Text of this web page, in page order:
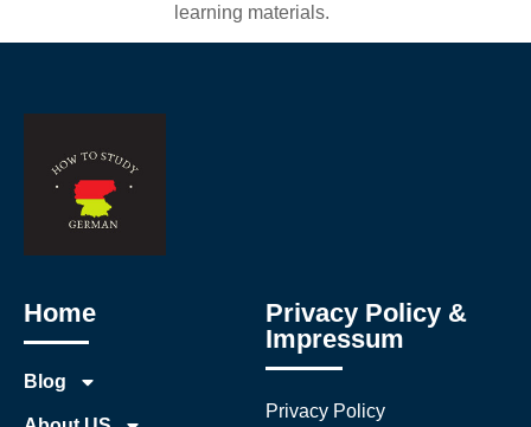
learning materials.
Home
Blog
Privacy Policy &
Impressum
Privacy Policy